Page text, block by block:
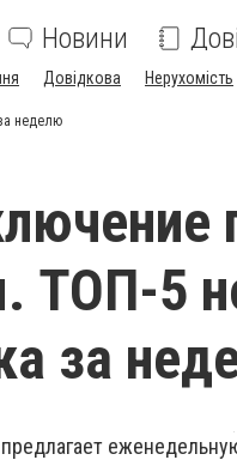
Новини
Довідкова Нерухомість
неделю
ТОП-5
за